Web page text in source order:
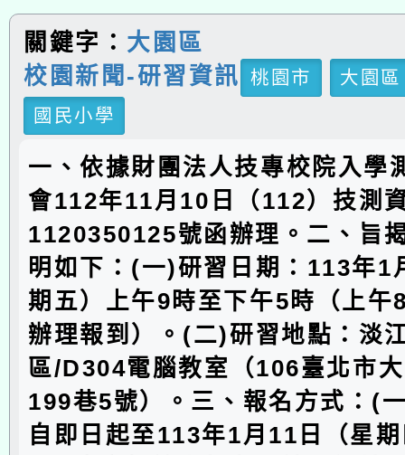
關鍵字： 大園區
校園新聞-研習資訊
桃園市
大園區
國民小學
一、依據財團法人技專校院入學
會112年11月10日（112）技測
1120350125號函辦理。二、旨
明如下：(一)研習日期：113年1
期五）上午9時至下午5時（上午
辦理報到）。(二)研習地點：淡
區/D304電腦教室（106臺北市
199巷5號）。三、報名方式：(
自即日起至113年1月11日（星